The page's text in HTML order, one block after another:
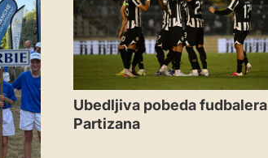
Ubedljiva pobeda fudbalera
Partizana